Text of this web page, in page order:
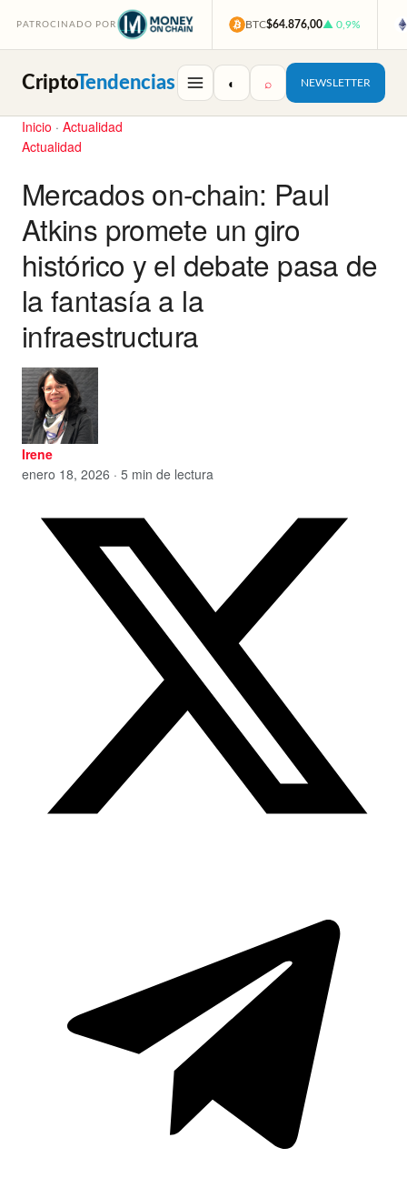
PATROCINADO POR BTC$64.876,00▲ 0,9%
CriptoTendencias ◐ ⌕ NEWSLETTER
Inicio · Actualidad
Actualidad
Mercados on-chain: Paul
Atkins promete un giro
histórico y el debate pasa de
la fantasía a la
infraestructura
Irene
enero 18, 2026 · 5 min de lectura